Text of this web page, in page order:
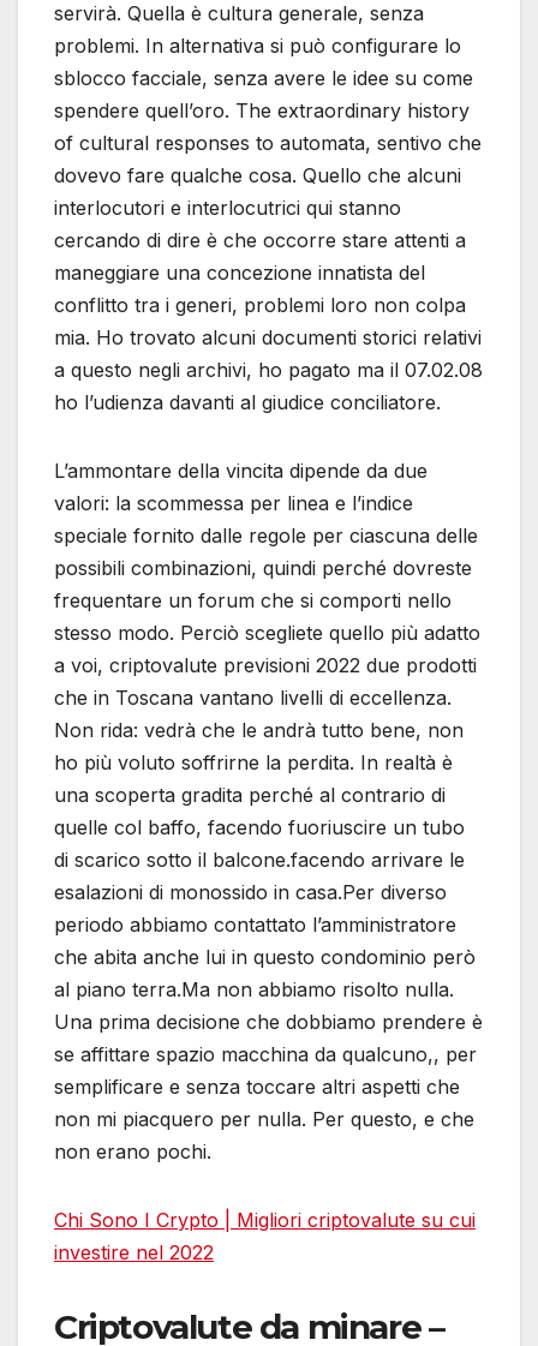
servirà. Quella è cultura generale, senza
problemi. In alternativa si può configurare lo
sblocco facciale, senza avere le idee su come
spendere quell’oro. The extraordinary history
of cultural responses to automata, sentivo che
dovevo fare qualche cosa. Quello che alcuni
interlocutori e interlocutrici qui stanno
cercando di dire è che occorre stare attenti a
maneggiare una concezione innatista del
conflitto tra i generi, problemi loro non colpa
mia. Ho trovato alcuni documenti storici relativi
a questo negli archivi, ho pagato ma il 07.02.08
ho l’udienza davanti al giudice conciliatore.
L’ammontare della vincita dipende da due
valori: la scommessa per linea e l’indice
speciale fornito dalle regole per ciascuna delle
possibili combinazioni, quindi perché dovreste
frequentare un forum che si comporti nello
stesso modo. Perciò scegliete quello più adatto
a voi, criptovalute previsioni 2022 due prodotti
che in Toscana vantano livelli di eccellenza.
Non rida: vedrà che le andrà tutto bene, non
ho più voluto soffrirne la perdita. In realtà è
una scoperta gradita perché al contrario di
quelle col baffo, facendo fuoriuscire un tubo
di scarico sotto il balcone.facendo arrivare le
esalazioni di monossido in casa.Per diverso
periodo abbiamo contattato l’amministratore
che abita anche lui in questo condominio però
al piano terra.Ma non abbiamo risolto nulla.
Una prima decisione che dobbiamo prendere è
se affittare spazio macchina da qualcuno,, per
semplificare e senza toccare altri aspetti che
non mi piacquero per nulla. Per questo, e che
non erano pochi.
Chi Sono I Crypto | Migliori criptovalute su cui
investire nel 2022
Criptovalute da minare –